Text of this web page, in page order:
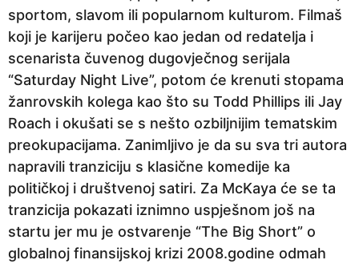
sportom, slavom ili popularnom kulturom. Filmaš
koji je karijeru počeo kao jedan od redatelja i
scenarista čuvenog dugovječnog serijala
“Saturday Night Live”, potom će krenuti stopama
žanrovskih kolega kao što su Todd Phillips ili Jay
Roach i okušati se s nešto ozbiljnijim tematskim
preokupacijama. Zanimljivo je da su sva tri autora
napravili tranziciju s klasične komedije ka
političkoj i društvenoj satiri. Za McKaya će se ta
tranzicija pokazati iznimno uspješnom još na
startu jer mu je ostvarenje “The Big Short” o
globalnoj finansijskoj krizi 2008.godine odmah